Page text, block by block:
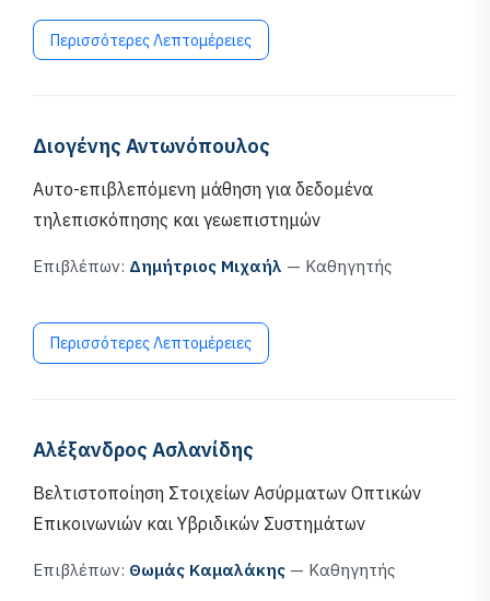
Περισσότερες Λεπτομέρειες
Διογένης Αντωνόπουλος
Αυτο-επιβλεπόμενη μάθηση για δεδομένα
τηλεπισκόπησης και γεωεπιστημών
Επιβλέπων: Δημήτριος Μιχαήλ — Καθηγητής
Περισσότερες Λεπτομέρειες
Αλέξανδρος Ασλανίδης
Βελτιστοποίηση Στοιχείων Ασύρματων Οπτικών
Επικοινωνιών και Υβριδικών Συστημάτων
Επιβλέπων: Θωμάς Καμαλάκης — Καθηγητής